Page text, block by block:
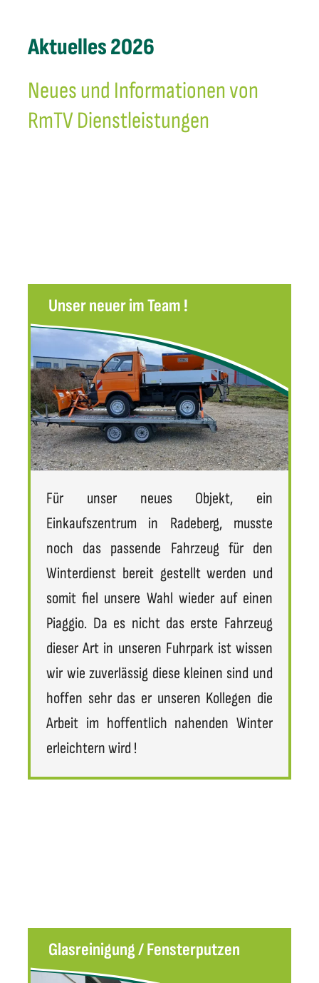
Aktuelles 2026
Neues und Informationen von
RmTV Dienstleistungen
Unser neuer im Team !
Für unser neues Objekt, ein
Einkaufszentrum in Radeberg, musste
noch das passende Fahrzeug für den
Winterdienst bereit gestellt werden und
somit fiel unsere Wahl wieder auf einen
Piaggio. Da es nicht das erste Fahrzeug
dieser Art in unseren Fuhrpark ist wissen
wir wie zuverlässig diese kleinen sind und
hoffen sehr das er unseren Kollegen die
Arbeit im hoffentlich nahenden Winter
erleichtern wird !
Glasreinigung / Fensterputzen